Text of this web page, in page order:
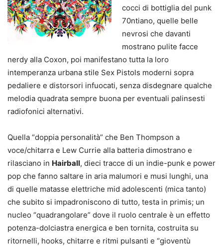
cocci di bottiglia del punk
70ntiano, quelle belle
nevrosi che davanti
mostrano pulite facce
nerdy alla Coxon, poi manifestano tutta la loro
intemperanza urbana stile Sex Pistols moderni sopra
pedaliere e distorsori infuocati, senza disdegnare qualche
melodia quadrata sempre buona per eventuali palinsesti
radiofonici alternativi.
Quella “doppia personalità” che Ben Thompson a
voce/chitarra e Lew Currie alla batteria dimostrano e
rilasciano in Hairball, dieci tracce di un indie-punk e power
pop che fanno saltare in aria malumori e musi lunghi, una
di quelle matasse elettriche mid adolescenti (mica tanto)
che subito si impadroniscono di tutto, testa in primis; un
nucleo “quadrangolare” dove il ruolo centrale è un effetto
potenza-dolciastra energica e ben tornita, costruita su
ritornelli, hooks, chitarre e ritmi pulsanti e “gioventù